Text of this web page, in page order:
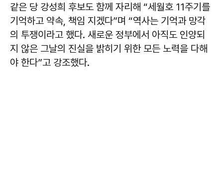
같은 당 강성희 후보도 함께 자리해 “세월호 11주기를
기억하고 약속, 책임 지겠다”며 “역사는 기억과 망각
의 투쟁이라고 했다. 새로운 정부에서 아직도 인양되
지 않은 그날의 진실을 밝히기 위한 모든 노력을 다해
야 한다”고 강조했다.